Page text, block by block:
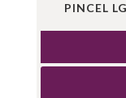
PINCEL